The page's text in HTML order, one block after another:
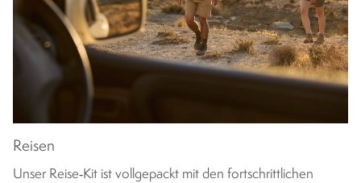
Reisen
Unser Reise‑Kit ist vollgepackt mit den fortschrittlichen